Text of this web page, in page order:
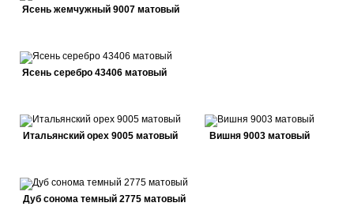
Ясень жемчужный 9007 матовый
Ясень серебро 43406 матовый
Итальянский орех 9005 матовый Вишня 9003 матовый
Дуб сонома темный 2775 матовый